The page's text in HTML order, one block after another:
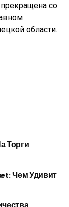
со
области.
Торги
Чем Удивит